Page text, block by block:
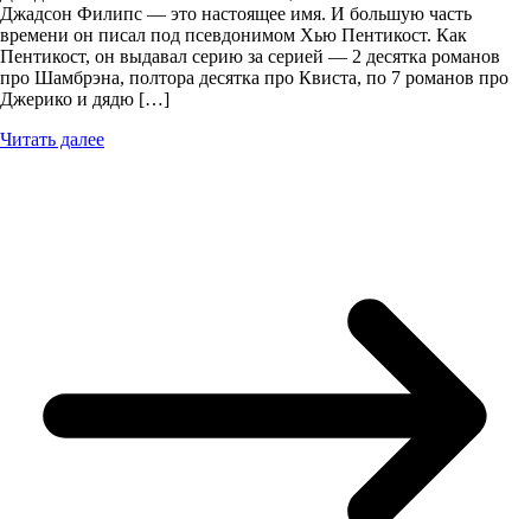
Джадсон Филипс — это настоящее имя. И большую часть
времени он писал под псевдонимом Хью Пентикост. Как
Пентикост, он выдавал серию за серией — 2 десятка романов
про Шамбрэна, полтора десятка про Квиста, по 7 романов про
Джерико и дядю […]
Читать далее